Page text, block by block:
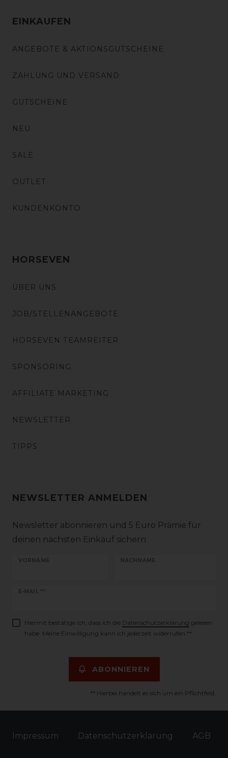
EINKAUFEN
ANGEBOTE & AKTIONSGUTSCHEINE
ZAHLUNG UND VERSAND
GUTSCHEINE
NEU
SALE
OUTLET
KUNDENKONTO
HORSEVEN
ÜBER UNS
JOB/STELLENANGEBOTE
HORSEVEN TEAMREITER
SPONSORING
AFFILIATE MARKETING
NEWSLETTER
TIPPS
NEWSLETTER ANMELDEN
Newsletter abonnieren und 5 Euro Prämie für
deinen nächsten Einkauf sichern
VORNAME NACHNAME
E-MAIL **
Newsletter
Hiermit bestätige ich, dass ich die Daten­schutz­erklärung gelesen
habe. Meine Einwilligung kann ich jederzeit widerrufen.**
ABONNIEREN
** Hierbei handelt es sich um ein Pflichtfeld.
Impressum Daten­schutz­erklärung AGB